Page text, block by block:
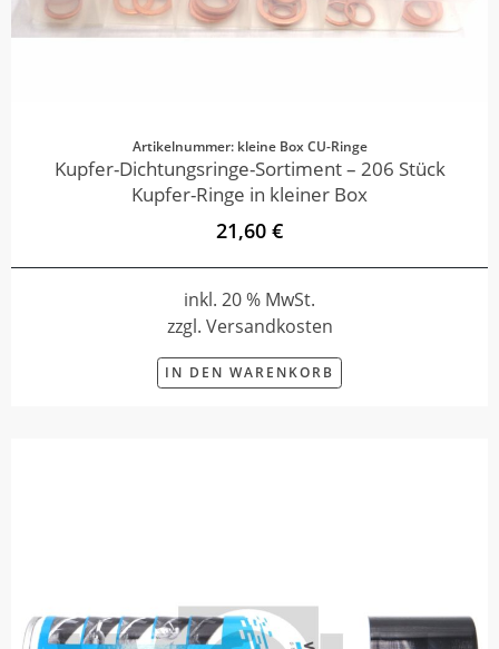
Artikelnummer: kleine Box CU-Ringe
Kupfer-Dichtungsringe-Sortiment – 206 Stück
Kupfer-Ringe in kleiner Box
21,60 €
inkl. 20 % MwSt.
zzgl. Versandkosten
IN DEN WARENKORB